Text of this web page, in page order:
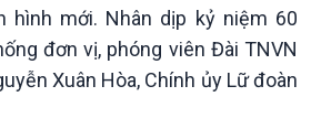
hình mới. Nhân dịp kỷ niệm 60
đơn vị, phóng viên Đài TNVN
Xuân Hòa, Chính ủy Lữ đoàn